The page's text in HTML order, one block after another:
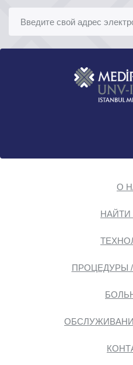
О
НАЙТИ
ПРОЦЕДУРЫ